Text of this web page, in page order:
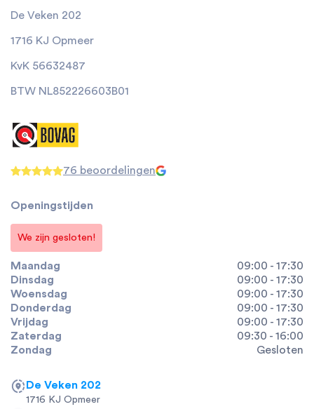
De Veken 202
1716 KJ Opmeer
KvK 56632487
BTW NL852226603B01
76 beoordelingen
Openingstijden
We zijn gesloten!
Maandag
09:00 - 17:30
Dinsdag
09:00 - 17:30
Woensdag
09:00 - 17:30
Donderdag
09:00 - 17:30
Vrijdag
09:00 - 17:30
Zaterdag
09:30 - 16:00
Zondag
Gesloten
De Veken 202
1716 KJ Opmeer